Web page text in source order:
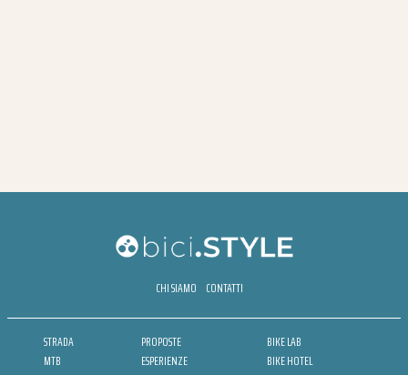
CHI SIAMO CONTATTI
STRADA
MTB
PROPOSTE
ESPERIENZE
BIKE LAB
BIKE HOTEL